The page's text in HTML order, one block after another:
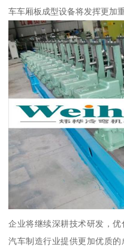
车车厢板成型设备将发挥更加
企业将继续深耕技术研发，
汽车制造行业提供更加优质